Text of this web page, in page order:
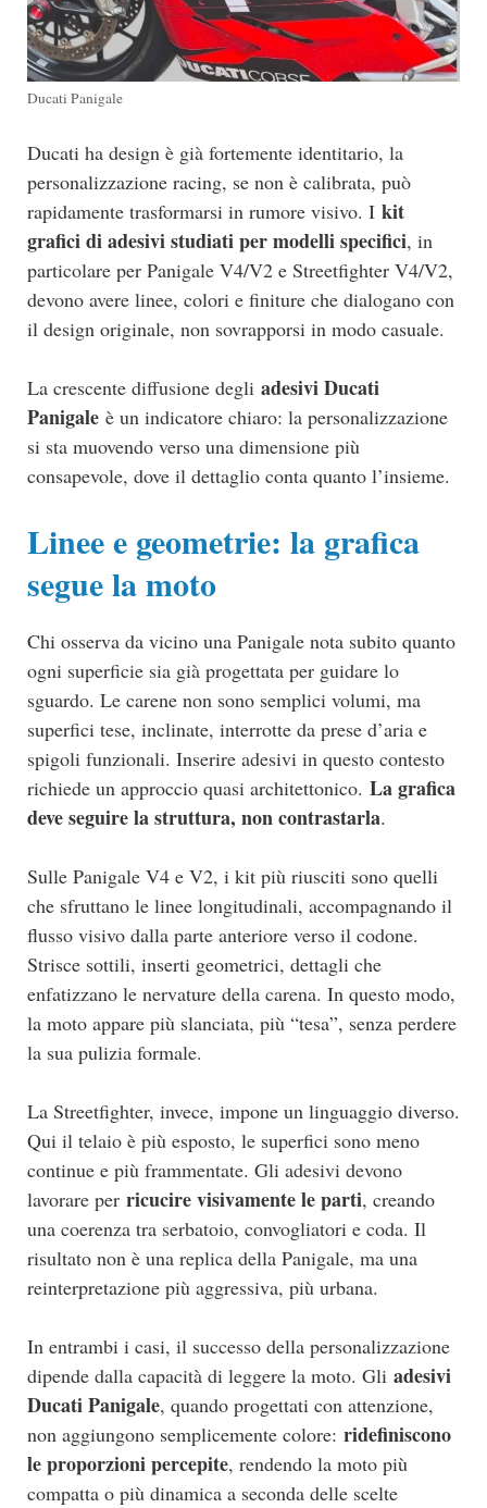
Ducati Panigale
Ducati ha design è già fortemente identitario, la
personalizzazione racing, se non è calibrata, può
rapidamente trasformarsi in rumore visivo. I kit
grafici di adesivi studiati per modelli specifici, in
particolare per Panigale V4/V2 e Streetfighter V4/V2,
devono avere linee, colori e finiture che dialogano con
il design originale, non sovrapporsi in modo casuale.
La crescente diffusione degli adesivi Ducati
Panigale è un indicatore chiaro: la personalizzazione
si sta muovendo verso una dimensione più
consapevole, dove il dettaglio conta quanto l’insieme.
Linee e geometrie: la grafica
segue la moto
Chi osserva da vicino una Panigale nota subito quanto
ogni superficie sia già progettata per guidare lo
sguardo. Le carene non sono semplici volumi, ma
superfici tese, inclinate, interrotte da prese d’aria e
spigoli funzionali. Inserire adesivi in questo contesto
richiede un approccio quasi architettonico. La grafica
deve seguire la struttura, non contrastarla.
Sulle Panigale V4 e V2, i kit più riusciti sono quelli
che sfruttano le linee longitudinali, accompagnando il
flusso visivo dalla parte anteriore verso il codone.
Strisce sottili, inserti geometrici, dettagli che
enfatizzano le nervature della carena. In questo modo,
la moto appare più slanciata, più “tesa”, senza perdere
la sua pulizia formale.
La Streetfighter, invece, impone un linguaggio diverso.
Qui il telaio è più esposto, le superfici sono meno
continue e più frammentate. Gli adesivi devono
lavorare per ricucire visivamente le parti, creando
una coerenza tra serbatoio, convogliatori e coda. Il
risultato non è una replica della Panigale, ma una
reinterpretazione più aggressiva, più urbana.
In entrambi i casi, il successo della personalizzazione
dipende dalla capacità di leggere la moto. Gli adesivi
Ducati Panigale, quando progettati con attenzione,
non aggiungono semplicemente colore: ridefiniscono
le proporzioni percepite, rendendo la moto più
compatta o più dinamica a seconda delle scelte